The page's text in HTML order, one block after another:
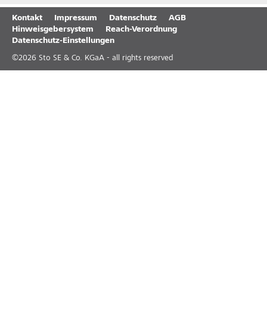
Kontakt Impressum Datenschutz
AGB
Hinweisgebersystem
Reach-Verordnung
Datenschutz-Einstellungen
©2026 Sto SE & Co. KGaA - all rights reserved